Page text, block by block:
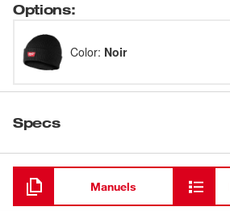
Options:
Color: Noir
Specs
Chargement
Manuels